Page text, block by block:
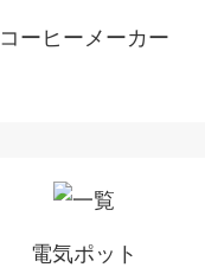
コーヒーメーカー
電気ポット